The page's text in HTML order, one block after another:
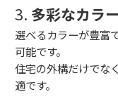
3. 多彩なカラ
選べるカラーが豊富
可能です。
住宅の外構だけでな
適です。